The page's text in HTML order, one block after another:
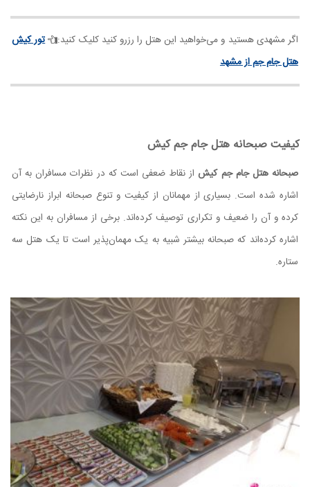
اگر مشهدی هستید و می‌خواهید این هتل را رزرو کنید کلیک کنید:
تور کیش
هتل جام جم از مشهد
کیفیت صبحانه هتل جام جم کیش
صبحانه هتل جام جم کیش از نقاط ضعفی است که در نظرات مسافران به آن
اشاره شده است. بسیاری از مهمانان از کیفیت و تنوع صبحانه ابراز نارضایتی
کرده و آن را ضعیف و تکراری توصیف کرده‌اند. برخی از مسافران به این نکته
اشاره کرده‌اند که صبحانه بیشتر شبیه به یک مهمان‌پذیر است تا یک هتل سه
ستاره.